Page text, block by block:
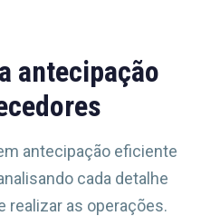
antecipação
antecipação eficiente
cada detalhe
realizar as operações.